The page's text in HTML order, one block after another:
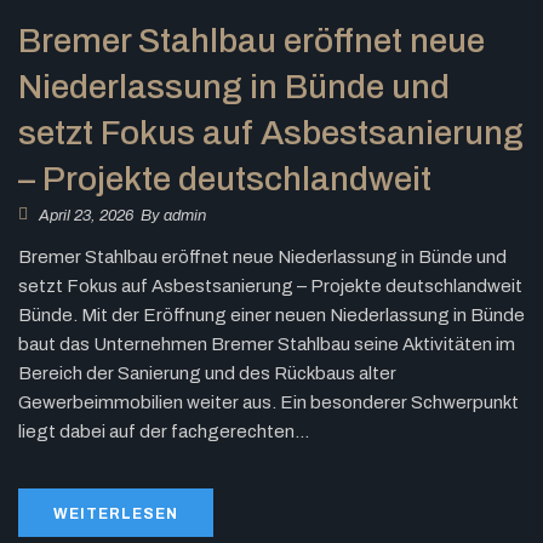
Bremer Stahlbau eröffnet neue
Niederlassung in Bünde und
setzt Fokus auf Asbestsanierung
– Projekte deutschlandweit
April 23, 2026 By admin
Bremer Stahlbau eröffnet neue Niederlassung in Bünde und
setzt Fokus auf Asbestsanierung – Projekte deutschlandweit
Bünde. Mit der Eröffnung einer neuen Niederlassung in Bünde
baut das Unternehmen Bremer Stahlbau seine Aktivitäten im
Bereich der Sanierung und des Rückbaus alter
Gewerbeimmobilien weiter aus. Ein besonderer Schwerpunkt
liegt dabei auf der fachgerechten...
WEITERLESEN